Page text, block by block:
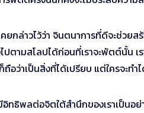
กล่าวไว้ว่า จินตนาการที่ดีจะช่วยส
ตามสโลปได้ก่อนที่เราจะพัตต์นั้น
ว่าเป็นสิ่งที่ได้เปรียบ แต่ใครจะท
อิทธิพลต่อจิตใต้สำนึกของเราเป็นอ